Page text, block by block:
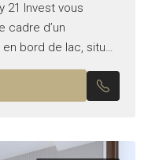
21 Invest vous
cadre d’un
bord de lac, situé
du lac 0 ....